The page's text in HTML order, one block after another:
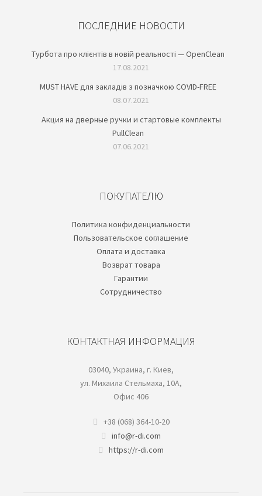
ПОСЛЕДНИЕ НОВОСТИ
Турбота про клієнтів в новій реальності — OpenClean
17.08.2021
MUST HAVE для закладів з позначкою COVID-FREE
08.07.2021
Акция на дверные ручки и стартовые комплекты
PullClean
07.06.2021
ПОКУПАТЕЛЮ
Политика конфиденциальности
Пользовательское соглашение
Oплата и доставка
Возврат товара
Гарантии
Cотрудничество
КОНТАКТНАЯ ИНФОРМАЦИЯ
03040, Украина, г. Киев,
ул. Михаила Стельмаха, 10А,
Офис 406
+38 (068) 364-10-20
info@r-di.com
https://r-di.com